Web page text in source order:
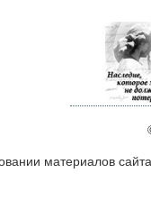
материалов